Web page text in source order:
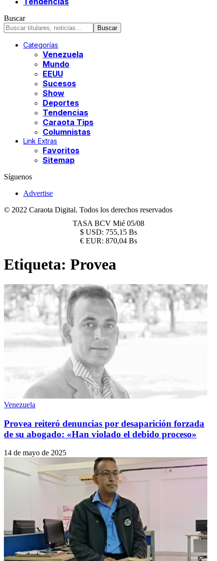
Buscar
Categorías
Venezuela
Mundo
EEUU
Sucesos
Show
Deportes
Tendencias
Caraota Tips
Columnistas
Link Extras
Favoritos
Sitemap
Síguenos
Advertise
© 2022 Caraota Digital. Todos los derechos reservados
TASA BCV Mié 05/08
$ USD: 755,15 Bs
€ EUR: 870,04 Bs
Etiqueta: Provea
Venezuela
Provea reiteró denuncias por desaparición forzada
de su abogado: «Han violado el debido proceso»
14 de mayo de 2025